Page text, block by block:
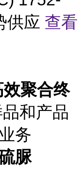
供应 查看
聚合终
和产品
务
脲